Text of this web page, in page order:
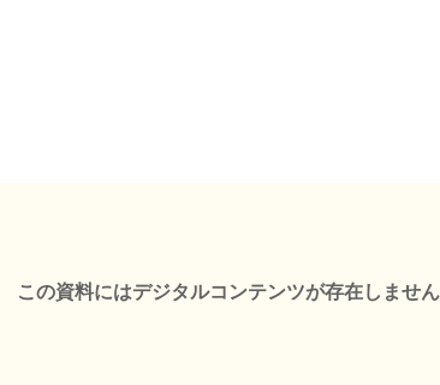
この資料にはデジタルコンテンツが存在しません